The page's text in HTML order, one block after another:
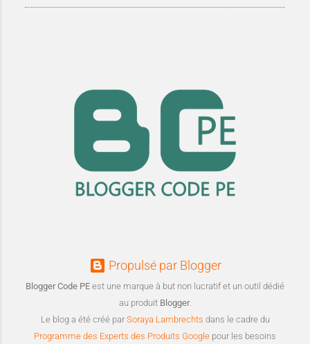
Propulsé par Blogger
Blogger Code PE est une marque à but non lucratif et un outil dédié
au produit Blogger.
Le blog a été créé par Soraya Lambrechts dans le cadre du
Programme des Experts des Produits Google pour les besoins